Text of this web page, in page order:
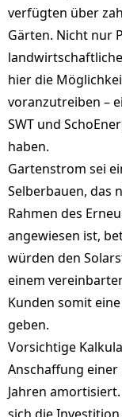
verfügten über
Gärten. Nicht nur
hier die
voranzutreiben –
SWT und
haben.
Gartenstrom sei
Selberbauen, das
Rahmen des
angewiesen ist,
würden den
einem
Kunden somit
geben.
Vorsichtige
Anschaffung
Jahren